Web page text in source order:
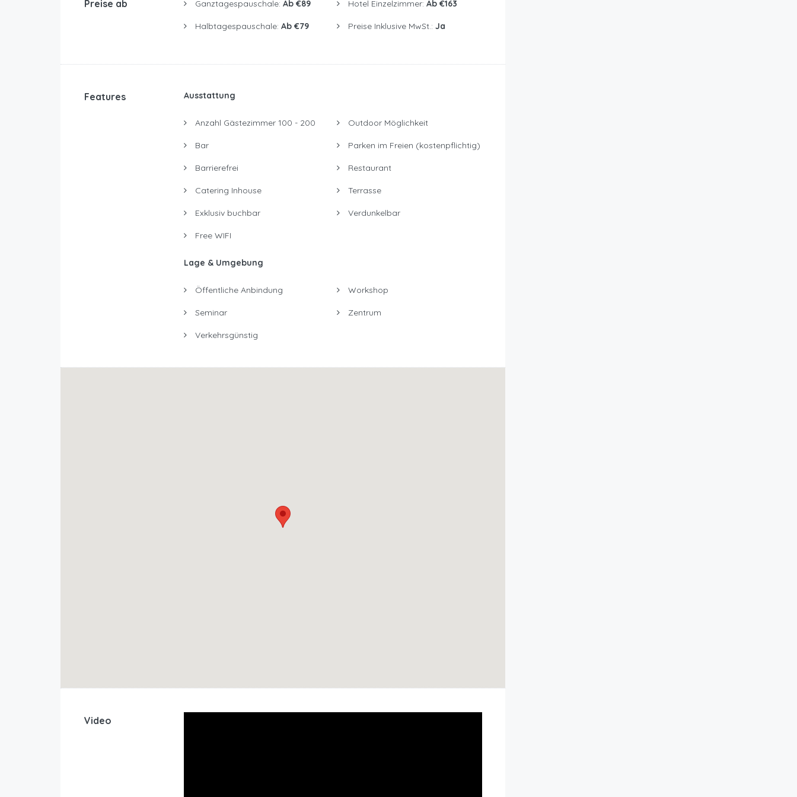
Preise ab Ganztagespauschale: Ab €89
Halbtagespauschale: Ab €79
Hotel Einzelzimmer: Ab €163
Preise Inklusive MwSt.: Ja
Features Ausstattung
Anzahl Gästezimmer 100 - 200
Bar
Barrierefrei
Catering Inhouse
Exklusiv buchbar
Free WIFI
Outdoor Möglichkeit
Parken im Freien (kostenpflichtig)
Restaurant
Terrasse
Verdunkelbar
Lage & Umgebung
Öffentliche Anbindung
Seminar
Verkehrsgünstig
Workshop
Zentrum
Video